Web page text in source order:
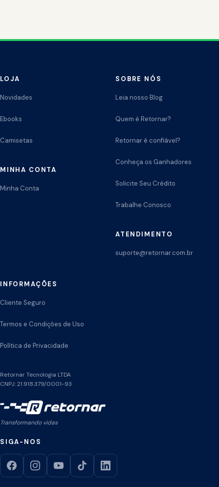
LOJA
Novidades
Ebooks
Camisetas
MINHA CONTA
Minha Conta
SOBRE NÓS
Leia nosso Blog
Quem é Retornar?
Retornar é confiável?
Conheça os Ganhadores
Solicite Seu Crédito
Trabalhe Conosco
ATENDIMENTO
suporte@retornar.com.br
INFORMAÇÕES
Cliente Seguro
Termos e Condições de Uso
Política de Privacidade
Retornar Tecnologia LTDA
CNPJ: 21.918.379/0001-93
Transformando vidas
SIGA-NOS